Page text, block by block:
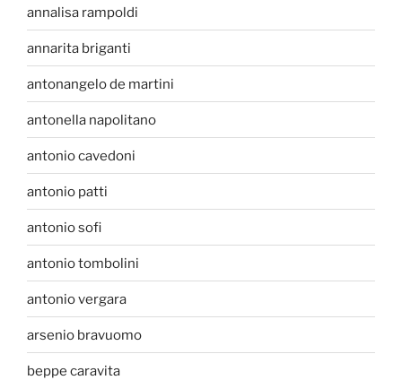
annalisa rampoldi
annarita briganti
antonangelo de martini
antonella napolitano
antonio cavedoni
antonio patti
antonio sofi
antonio tombolini
antonio vergara
arsenio bravuomo
beppe caravita